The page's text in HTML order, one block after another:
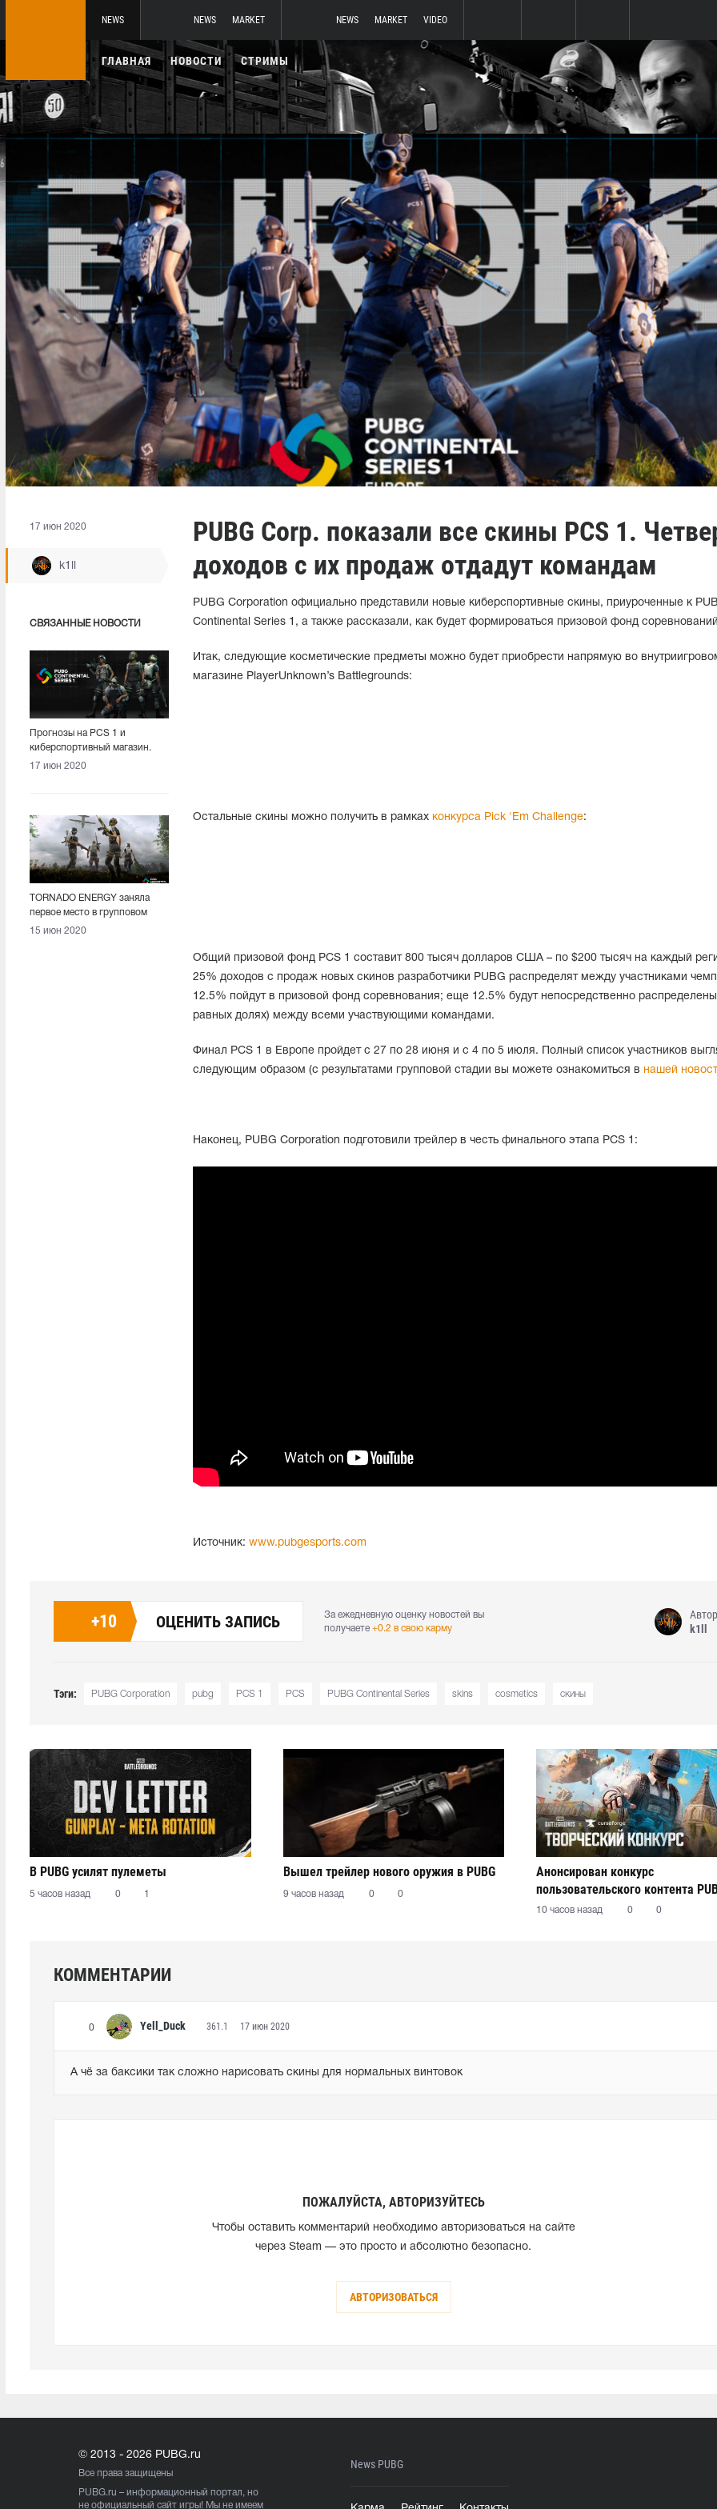
NEWS NEWS MARKET NEWS MARKET VIDEO
ГЛАВНАЯ НОВОСТИ СТРИМЫ
17 июн 2020
k1ll
СВЯЗАННЫЕ НОВОСТИ
Прогнозы на PCS 1 и
киберспортивный магазин.
Подробности о Pick’Em
17 июн 2020
TORNADO ENERGY заняла
первое место в групповом
этапе PCS 1
15 июн 2020
PUBG Corp. показали все скины PCS 1.
доходов с их продаж отдадут командам
PUBG Corporation официально представили новые киберспортивные скины, приуроченные к
Continental Series 1, а также рассказали, как будет формироваться призовой фонд
Итак, следующие косметические предметы можно будет приобрести напрямую во
магазине PlayerUnknown’s Battlegrounds:
Остальные скины можно получить в рамках конкурса Pick 'Em Challenge:
Общий призовой фонд PCS 1 составит 800 тысяч долларов США – по $200 тысяч на каждый
25% доходов с продаж новых скинов разработчики PUBG распределят между участниками
12.5% пойдут в призовой фонд соревнования; еще 12.5% будут непосредственно
равных долях) между всеми участвующими командами.
Финал PCS 1 в Европе пройдет с 27 по 28 июня и с 4 по 5 июля. Полный список участников
следующим образом (с результатами групповой стадии вы можете ознакомиться в нашей
Наконец, PUBG Corporation подготовили трейлер в честь финального этапа PCS 1:
Источник: www.pubgesports.com
+10 ОЦЕНИТЬ ЗАПИСЬ
За ежедневную оценку новостей вы
получаете +0.2 в свою карму
Автор
k1ll
Тэги: PUBG Corporation pubg PCS 1 PCS PUBG Continental Series skins cosmetics скины
В PUBG усилят пулеметы
5 часов назад 0 1
Вышел трейлер нового оружия в PUBG
9 часов назад 0 0
Анонсирован конкурс
пользовательского контента
10 часов назад 0 0
КОММЕНТАРИИ
0 Yell_Duck 361.1 17 июн 2020
А чё за баксики так сложно нарисовать скины для нормальных винтовок
ПОЖАЛУЙСТА, АВТОРИЗУЙТЕСЬ
Чтобы оставить комментарий необходимо авторизоваться на сайте
через Steam — это просто и абсолютно безопасно.
АВТОРИЗОВАТЬСЯ
© 2013 - 2026 PUBG.ru
Все права защищены
PUBG.ru – информационный портал, но
не официальный сайт игры! Мы не имеем
News PUBG